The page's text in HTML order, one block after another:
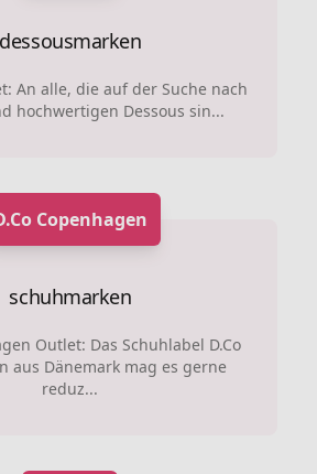
dessousmarken
An alle, die auf der Suche nach
hochwertigen Dessous sin...
Copenhagen
schuhmarken
Outlet: Das Schuhlabel D.Co
aus Dänemark mag es gerne
reduz...